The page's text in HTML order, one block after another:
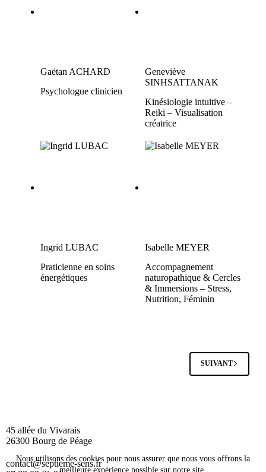
Nous utilisons des cookies pour nous assurer que nous vous offrons la
meilleure expérience possible sur notre site.
Gaëtan ACHARD
Psychologue clinicien
Geneviève
SINHSATTANAK
Kinésiologie intuitive –
Reiki – Visualisation
créatrice
Ingrid LUBAC
Praticienne en soins
énergétiques
Isabelle MEYER
Accompagnement
naturopathique & Cercles
& Immersions – Stress,
Nutrition, Féminin
SUIVANT
45 allée du Vivarais
26300 Bourg de Péage
contact@septieme-sens.fr